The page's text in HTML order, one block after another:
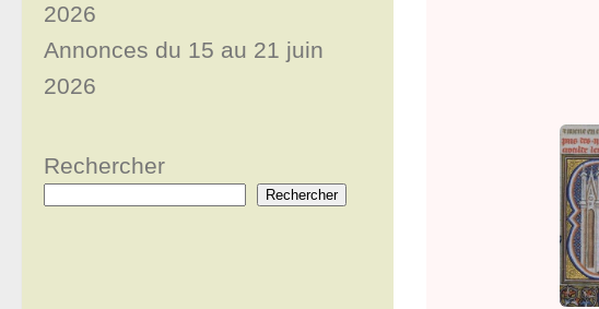
2026
Annonces du 15 au 21 juin
2026
Rechercher
Rechercher